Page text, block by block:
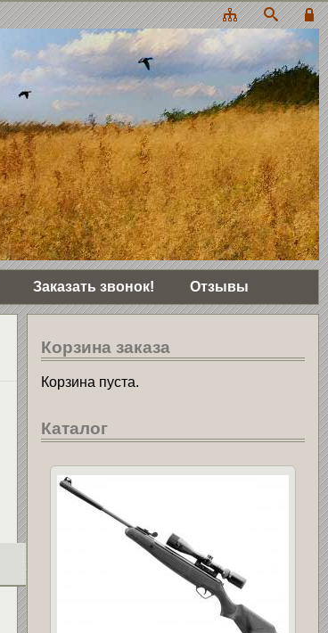
Заказать звонок! Отзывы
Корзина заказа
Корзина пуста.
Каталог